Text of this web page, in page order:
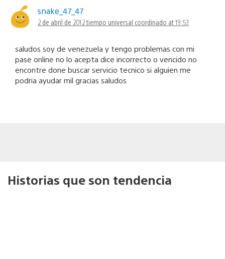
snake_47_47
2 de abril de 2012 tiempo universal coordinado at 19:53
saludos soy de venezuela y tengo problemas con mi
pase online no lo acepta dice incorrecto o vencido no
encontre done buscar servicio tecnico si alguien me
podria ayudar mil gracias saludos
Historias que son tendencia